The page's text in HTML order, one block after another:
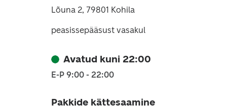
Lõuna 2, 79801 Kohila
peasissepääsust vasakul
Avatud kuni 22:00
E-P 9:00 - 22:00
Pakkide kättesaamine